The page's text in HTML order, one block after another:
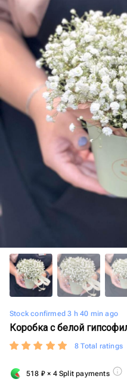
Stock confirmed 3 h 40 min ago
Коробка с белой
8 Total ratings
518 ₽ × 4 Split payments